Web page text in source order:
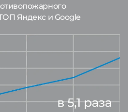
Яндекс и Google